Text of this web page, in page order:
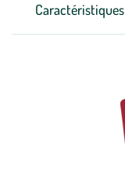
Caractéristiques